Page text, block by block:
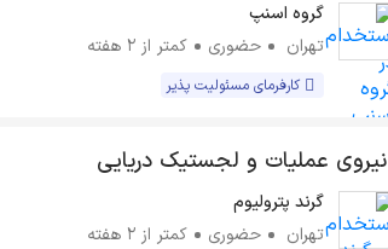
گروه اسنپ
تهران
حضوری کمتر از ۲ هفته
کارفرمای مسئولیت پذیر
نیروی عملیات و لجستیک دریایی
گرند پترولیوم
تهران
حضوری کمتر از ۲ هفته